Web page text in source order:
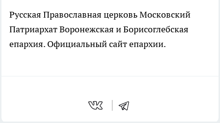
Русская Православная церковь Московский
Патриархат Воронежская и Борисоглебская
епархия. Официальный сайт епархии.